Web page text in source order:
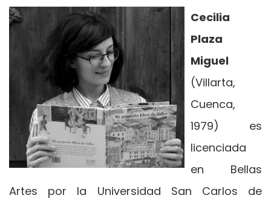
Cecilia
Plaza
Miguel
(Villarta,
Cuenca,
1979) es
licenciada
en Bellas
Artes por la Universidad San Carlos de